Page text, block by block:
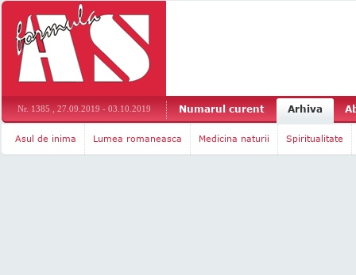
Nr. 1385 , 27.09.2019 - 03.10.2019 Numarul curent Arhiva
Asul de inima Lumea romaneasca Medicina naturii Spiritualitate